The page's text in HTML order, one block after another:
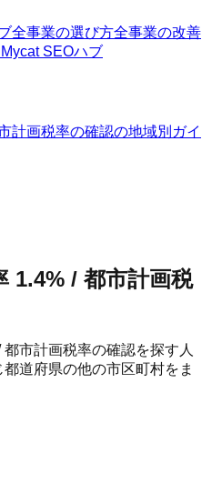
全事業の選び方全事業の改善
Mycat SEOハブ
計画税率の確認の地域別ガイ
1.4% / 都市計画税
都市計画税率の確認を探す人
道府県の他の市区町村をま